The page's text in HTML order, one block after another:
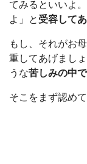
てみるといいよ
よ」と 受容して
もし、それがお
重してあげまし
うな苦しみの中
そこをまず認め